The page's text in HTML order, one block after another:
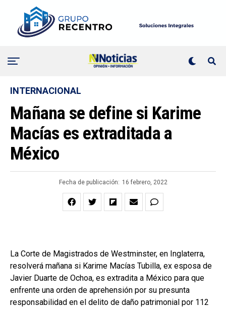
INTERNACIONAL
Mañana se define si Karime
Macías es extraditada a
México
Fecha de publicación: 16 febrero, 2022
La Corte de Magistrados de Westminster, en Inglaterra,
resolverá mañana si Karime Macías Tubilla, ex esposa de
Javier Duarte de Ochoa, es extradita a México para que
enfrente una orden de aprehensión por su presunta
responsabilidad en el delito de daño patrimonial por 112